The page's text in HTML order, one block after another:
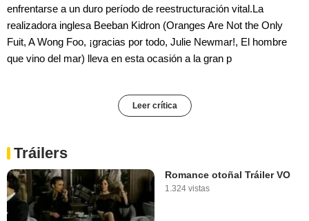
enfrentarse a un duro período de reestructuración vital.La
realizadora inglesa Beeban Kidron (Oranges Are Not the Only
Fuit, A Wong Foo, ¡gracias por todo, Julie Newmar!, El hombre
que vino del mar) lleva en esta ocasión a la gran p
Leer crítica
Tráilers
Romance otoñal Tráiler VO
1.324 vistas